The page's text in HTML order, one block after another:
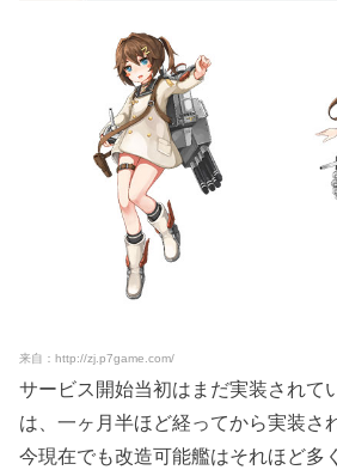
来自：http://zj.p7game.com/
サービス開始当初はまだ実装されて
は、一ヶ月半ほど経ってから実装さ
今現在でも改造可能艦はそれほど多